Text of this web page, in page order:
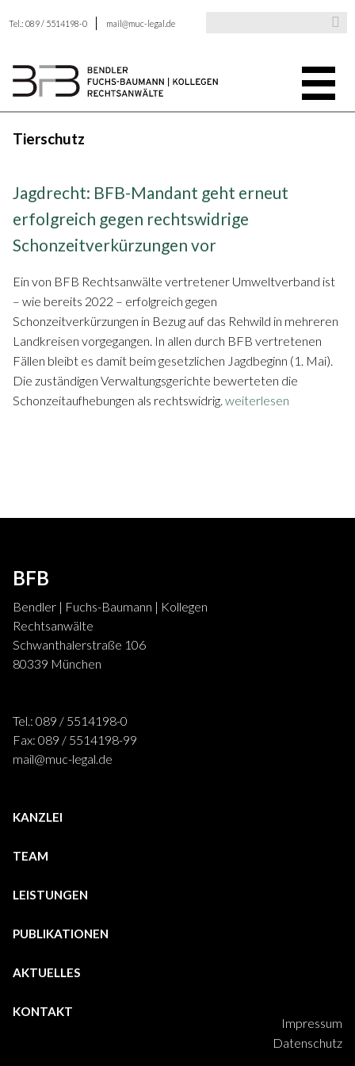
Tel.: 089 / 5514198-0 mail@muc-legal.de
Tierschutz
Jagdrecht: BFB-Mandant geht erneut
erfolgreich gegen rechtswidrige
Schonzeitverkürzungen vor
Ein von BFB Rechtsanwälte vertretener Umweltverband ist
– wie bereits 2022 – erfolgreich gegen
Schonzeitverkürzungen in Bezug auf das Rehwild in mehreren
Landkreisen vorgegangen. In allen durch BFB vertretenen
Fällen bleibt es damit beim gesetzlichen Jagdbeginn (1. Mai).
Die zuständigen Verwaltungsgerichte bewerteten die
Schonzeitaufhebungen als rechtswidrig. weiterlesen
BFB
Bendler | Fuchs-Baumann | Kollegen
Rechtsanwälte
Schwanthalerstraße 106
80339 München
Tel.: 089 / 5514198-0
Fax: 089 / 5514198-99
mail@muc-legal.de
KANZLEI
TEAM
LEISTUNGEN
PUBLIKATIONEN
AKTUELLES
KONTAKT
Impressum
Datenschutz